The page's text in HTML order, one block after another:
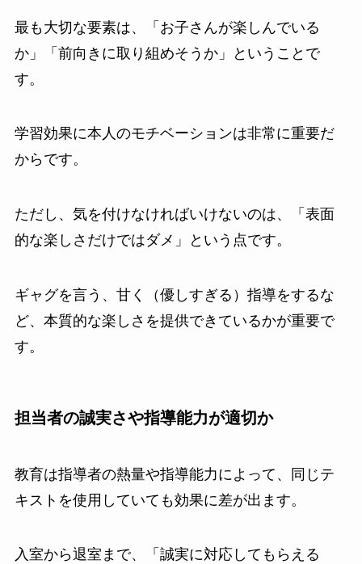
最も大切な要素は、「お子さんが楽しんでいる
か」「前向きに取り組めそうか」ということで
す。
学習効果に本人のモチベーションは非常に重要だ
からです。
ただし、気を付けなければいけないのは、「表面
的な楽しさだけではダメ」という点です。
ギャグを言う、甘く（優しすぎる）指導をするな
ど、本質的な楽しさを提供できているかが重要で
す。
担当者の誠実さや指導能力が適切か
教育は指導者の熱量や指導能力によって、同じテ
キストを使用していても効果に差が出ます。
入室から退室まで、「誠実に対応してもらえる